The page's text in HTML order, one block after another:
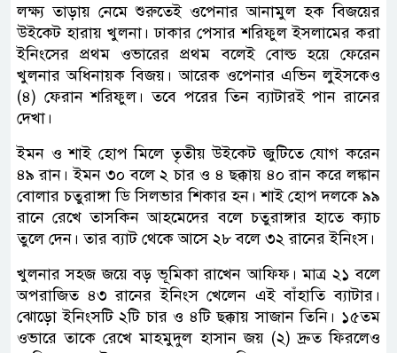
লক্ষ্য তাড়ায় নেমে শুরুতেই ওপেনার আনামুল হক বিজয়ের
উইকেট হারায় খুলনা। ঢাকার পেসার শরিফুল ইসলামের করা
ইনিংসের প্রথম ওভারের প্রথম বলেই বোল্ড হয়ে ফেরেন
খুলনার অধিনায়ক বিজয়। আরেক ওপেনার এভিন লুইসকেও
(৪) ফেরান শরিফুল। তবে পরের তিন ব্যাটারই পান রানের
দেখা।
ইমন ও শাই হোপ মিলে তৃতীয় উইকেট জুটিতে যোগ করেন
৪৯ রান। ইমন ৩০ বলে ২ চার ও ৪ ছক্কায় ৪০ রান করে লঙ্কান
বোলার চতুরাঙ্গা ডি সিলভার শিকার হন। শাই হোপ দলকে ৯৯
রানে রেখে তাসকিন আহমেদের বলে চতুরাঙ্গার হাতে ক্যাচ
তুলে দেন। তার ব্যাট থেকে আসে ২৮ বলে ৩২ রানের ইনিংস।
খুলনার সহজ জয়ে বড় ভূমিকা রাখেন আফিফ। মাত্র ২১ বলে
অপরাজিত ৪৩ রানের ইনিংস খেলেন এই বাঁহাতি ব্যাটার।
ঝোড়ো ইনিংসটি ২টি চার ও ৪টি ছক্কায় সাজান তিনি। ১৫তম
ওভারে তাকে রেখে মাহমুদুল হাসান জয় (২) দ্রুত ফিরলেও